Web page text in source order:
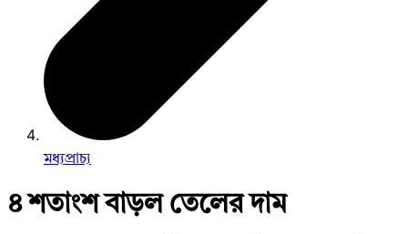
মধ্যপ্রাচ্য
৪ শতাংশ বাড়ল তেলের দাম